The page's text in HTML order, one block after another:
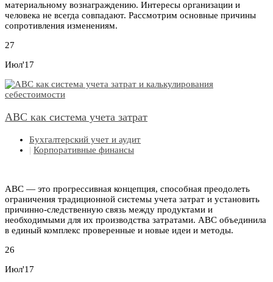
материальному вознаграждению. Интересы организации и
человека не всегда совпадают. Рассмотрим основные причины
сопротивления изменениям.
27
Июл'17
АВС как система учета затрат
Бухгалтерский учет и аудит
| Корпоративные финансы
АВС — это прогрессивная концепция, способная преодолеть
ограничения традиционной системы учета затрат и установить
причинно-следственную связь между продуктами и
необходимыми для их производства затратами. АВС объединила
в единый комплекс проверенные и новые идеи и методы.
26
Июл'17